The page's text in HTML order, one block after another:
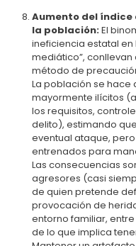
Aumento del índice
la población:El
ineficiencia estatal
mediático”,
método de
La población se hace
mayormente ilícitos
los requisitos,
delito), estimando
eventual ataque,
entrenados para
Las consecuencias
agresores (casi
de quien pretende
provocación de
entorno familiar,
de lo que implica